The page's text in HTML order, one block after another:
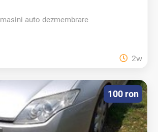
masini auto dezmembrare
2w
100 ron